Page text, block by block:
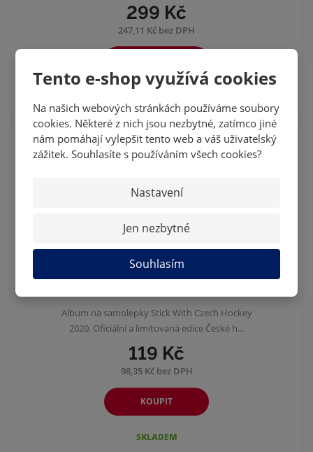
Tento e-shop využívá cookies
Na našich webových stránkách používáme soubory
cookies. Některé z nich jsou nezbytné, zatímco jiné
nám pomáhají vylepšit tento web a váš uživatelský
zážitek. Souhlasíte s používáním všech cookies?
Nastavení
Jen nezbytné
Souhlasím
299 Kč
247,11 Kč bez DPH
DOPRODEJ
2020 ALBUM NA SAMOLEPKY A BALÍČEK -
119 Kč
98,35 Kč bez DPH
KOUPIT
SKLADEM
Album na samolepky Stick With Czech Hockey
2020. Oficiální a limitovaná edice České h...